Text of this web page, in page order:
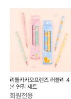
소재지
리틀카카오프렌즈 러블리 4
본 연필 세트
회원전용